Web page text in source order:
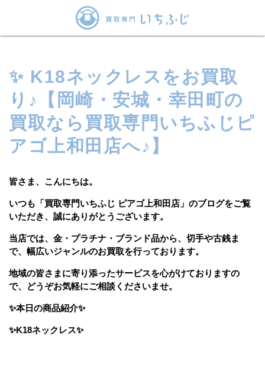
✨ K18ネックレスをお買取
り♪【岡崎・安城・幸田町の
買取なら買取専門いちふじピ
アゴ上和田店へ♪】
皆さま、こんにちは。
いつも「買取専門いちふじ ピアゴ上和田店」のブログをご覧
いただき、誠にありがとうございます。
当店では、金・プラチナ・ブランド品から、切手や古銭ま
で、幅広いジャンルのお買取を行っております。
地域の皆さまに寄り添ったサービスを心がけておりますの
で、どうぞお気軽にご相談くださいませ。
✨本日の商品紹介✨
✨K18ネックレス✨